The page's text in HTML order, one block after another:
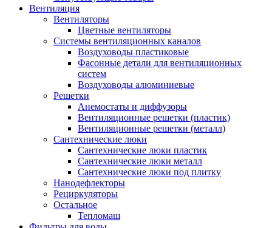
Вентиляция
Вентиляторы
Цветные вентиляторы
Системы вентиляционных каналов
Воздуховоды пластиковые
Фасонные детали для вентиляционных
систем
Воздуховоды алюминиевые
Решетки
Анемостаты и диффузоры
Вентиляционные решетки (пластик)
Вентиляционные решетки (металл)
Сантехнические люки
Сантехнические люки пластик
Сантехнические люки металл
Сантехнические люки под плитку
Нанодефлекторы
Рециркуляторы
Остальное
Тепломаш